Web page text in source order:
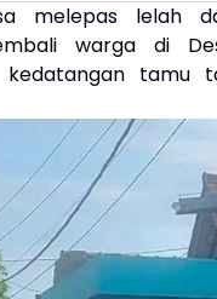
melepas lelah
warga di
kedatangan tamu